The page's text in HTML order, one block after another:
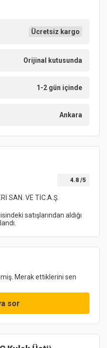
Ücretsiz kargo
Orijinal kutusunda
1-2 gün içinde
Ankara
4.8 /5
SAN. VE TİC.A.Ş.
satışlarından aldığı
Merak ettiklerini sen
sor